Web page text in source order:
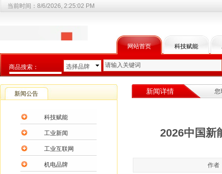
网站首页 科技赋能
当前时间： 8/6/2026, 2:25:02 PM
商品搜索：
选择商品分类
选择品牌
2026中国新
作者
新闻公告
科技赋能
工业新闻
工业互联网
机电品牌
新闻详情 您